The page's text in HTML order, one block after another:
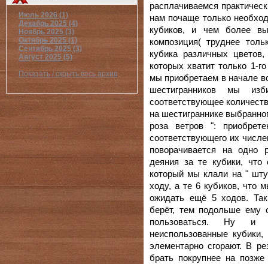
Июль 2026 (1)
Декабрь 2025 (4)
Ноябрь 2025 (3)
Октябрь 2025 (1)
Сентябрь 2025 (3)
Август 2025 (5)
Показать / скрыть весь архив
расплачиваемся
нам почаще только
кубиков, и чем более
композиция( труднее
кубика различных
которых хватит только 1-
мы приобретаем в начале
шестигранников мы
соответствующее
на шестиграннике
роза ветров ":
соответствующего их
поворачивается на одно
деяния за те кубики,
который мы клали на "
ходу, а те 6 кубиков, что
ожидать ещё 5 ходов.
берёт, тем подольше ему
пользоваться. Ну и
неиспользованные
элементарно сгорают. В
брать покрупнее на